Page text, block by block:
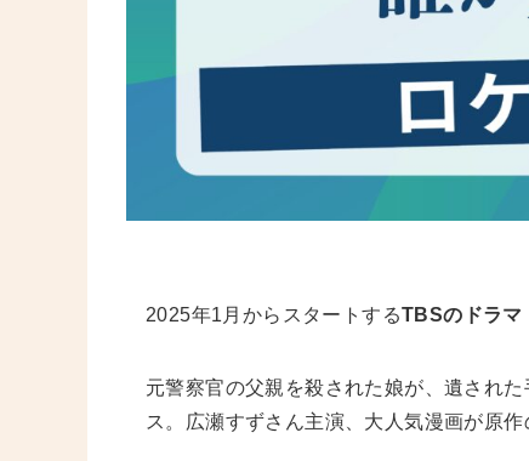
2025年1月からスタートするTBSのドラマ
元警察官の父親を殺された娘が、遺され
ス。広瀬すずさん主演、大人気漫画が原作